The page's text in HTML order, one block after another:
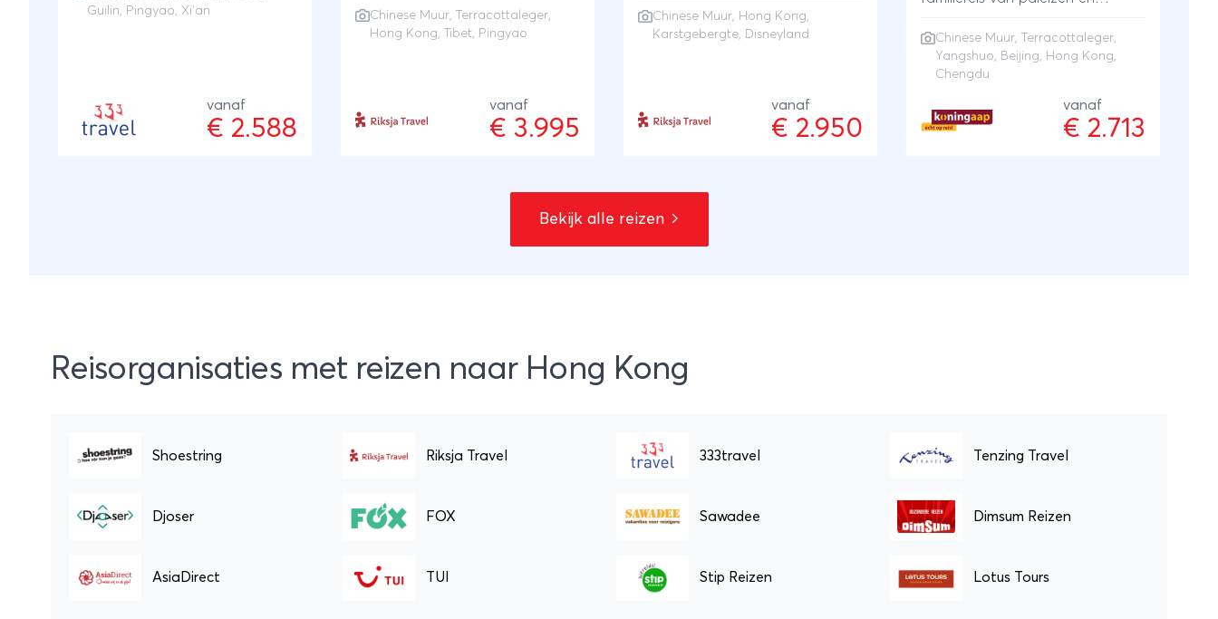
Guilin, Pingyao, Xi'an
vanaf
€ 2.588
mogelijk per trein en je ziet de
Terracotta leger en natuurlijk het
mystieke Tibet. Vervolgens reis je
hoogste rijstterrassen ter wereld.
Chinese Muur, Terracottaleger,
Hong Kong, Tibet, Pingyao
vanaf
€ 3.995
landschap staat het garant voor
en pandaberen en fietst door het
Karstgebergte. Je sluit je China
een bezoek aan Disneyland. Een
rondreis door China vol zien en
Chinese Muur, Hong Kong,
Karstgebergte, Disneyland
vanaf
€ 2.950
en maak een wandeling over de
Chinese Muur. Verbaas je over
breng een bezoekje aan de
reuzenpanda’s, fiets over het
Chinese Muur, Terracottaleger,
Yangshuo, Beijing, Hong Kong,
Chengdu
vanaf
€ 2.713
Bekijk alle reizen
Reisorganisaties met reizen naar Hong Kong
Shoestring Riksja Travel 333travel Tenzing Travel
Djoser FOX Sawadee Dimsum Reizen
AsiaDirect TUI Stip Reizen Lotus Tours